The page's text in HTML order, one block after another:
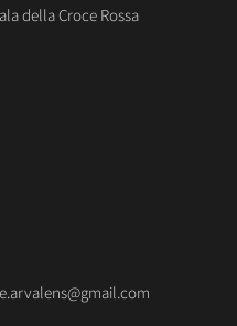
della Croce Rossa